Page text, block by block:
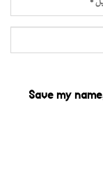
Save my